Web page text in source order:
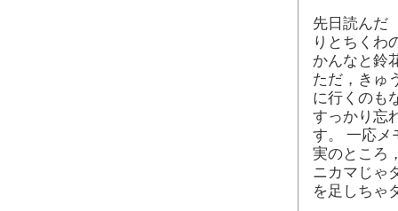
先日読んだ
りとちくわ
かんなと鈴
ただ，きゅ
に行くのも
すっかり忘
す。 一応メ
実のところ
ニカマじゃ
を足しちゃ